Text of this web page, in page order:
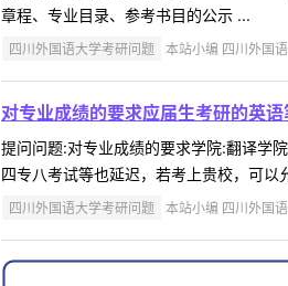
章程、专业目录、参考书目的公示 ...
四川外国语大学考研问题 本站小编 四川外国
对专业成绩的要求应届生考研的英
提问问题:对专业成绩的要求学院:翻译学
四专八考试等也延迟，若考上贵校，可
四川外国语大学考研问题 本站小编 四川外国